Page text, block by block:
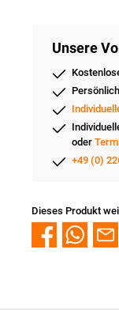
Unsere
oder
+49 (0)
Dieses Produkt